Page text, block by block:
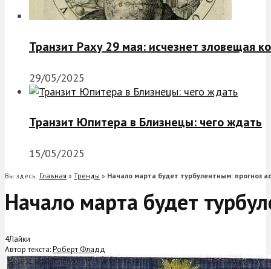
Транзит Раху 29 мая: исчезнет зловещая
29/05/2025
Транзит Юпитера в Близнецы: чего ждать
15/05/2025
Вы здесь: Главная » Тренды » Начало марта будет турбулентным: прогноз
Начало марта будет
4Лайки
Автор текста:Роберт Фладд